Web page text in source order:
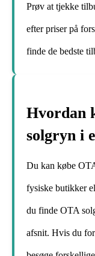
Prøv at tjekke
efter priser på
finde de bedste
Hvordan
solgryn i
Du kan købe
fysiske butikker
du finde OTA
afsnit. Hvis du